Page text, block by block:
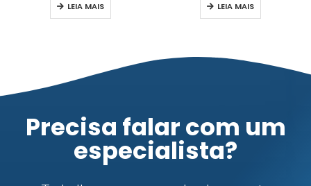
LEIA MAIS LEIA MAIS
Precisa falar com um
especialista?